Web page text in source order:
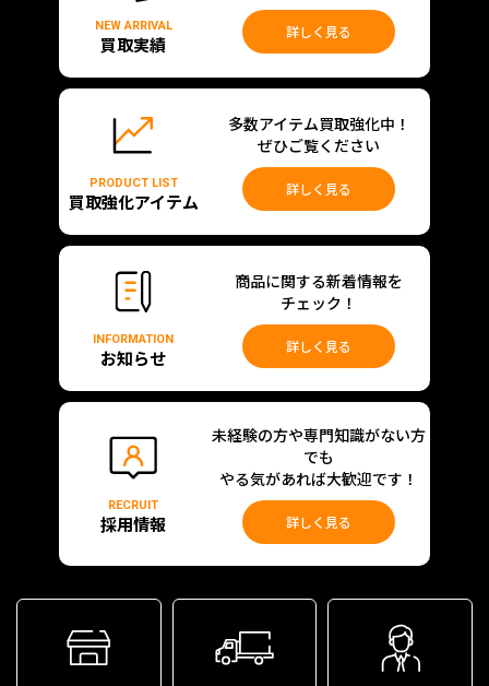
NEW ARRIVAL
買取実績
詳しく見る
PRODUCT LIST
買取強化アイテム
多数アイテム買取強化中！
ぜひご覧ください
詳しく見る
INFORMATION
お知らせ
商品に関する新着情報を
チェック！
詳しく見る
RECRUIT
採用情報
未経験の方や専門知識がない方
でも
やる気があれば大歓迎です！
詳しく見る